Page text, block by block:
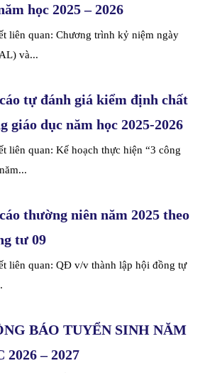
học 2025 – 2026
liên quan: Chương trình kỷ niệm ngày
và...
tự đánh giá kiểm định chất
giáo dục năm học 2025-2026
liên quan: Kế hoạch thực hiện “3 công
thường niên năm 2025 theo
tư 09
liên quan: QĐ v/v thành lập hội đồng tự
BÁO TUYỂN SINH NĂM
2026 – 2027